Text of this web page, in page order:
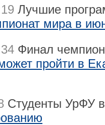
Лучшие
мира в
Финал
пройти в
Студенты УрФУ